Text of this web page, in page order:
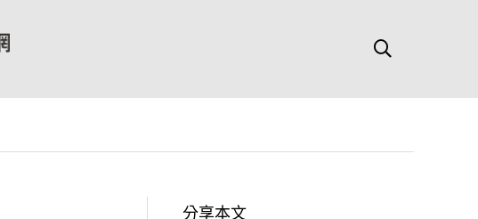
分享本文